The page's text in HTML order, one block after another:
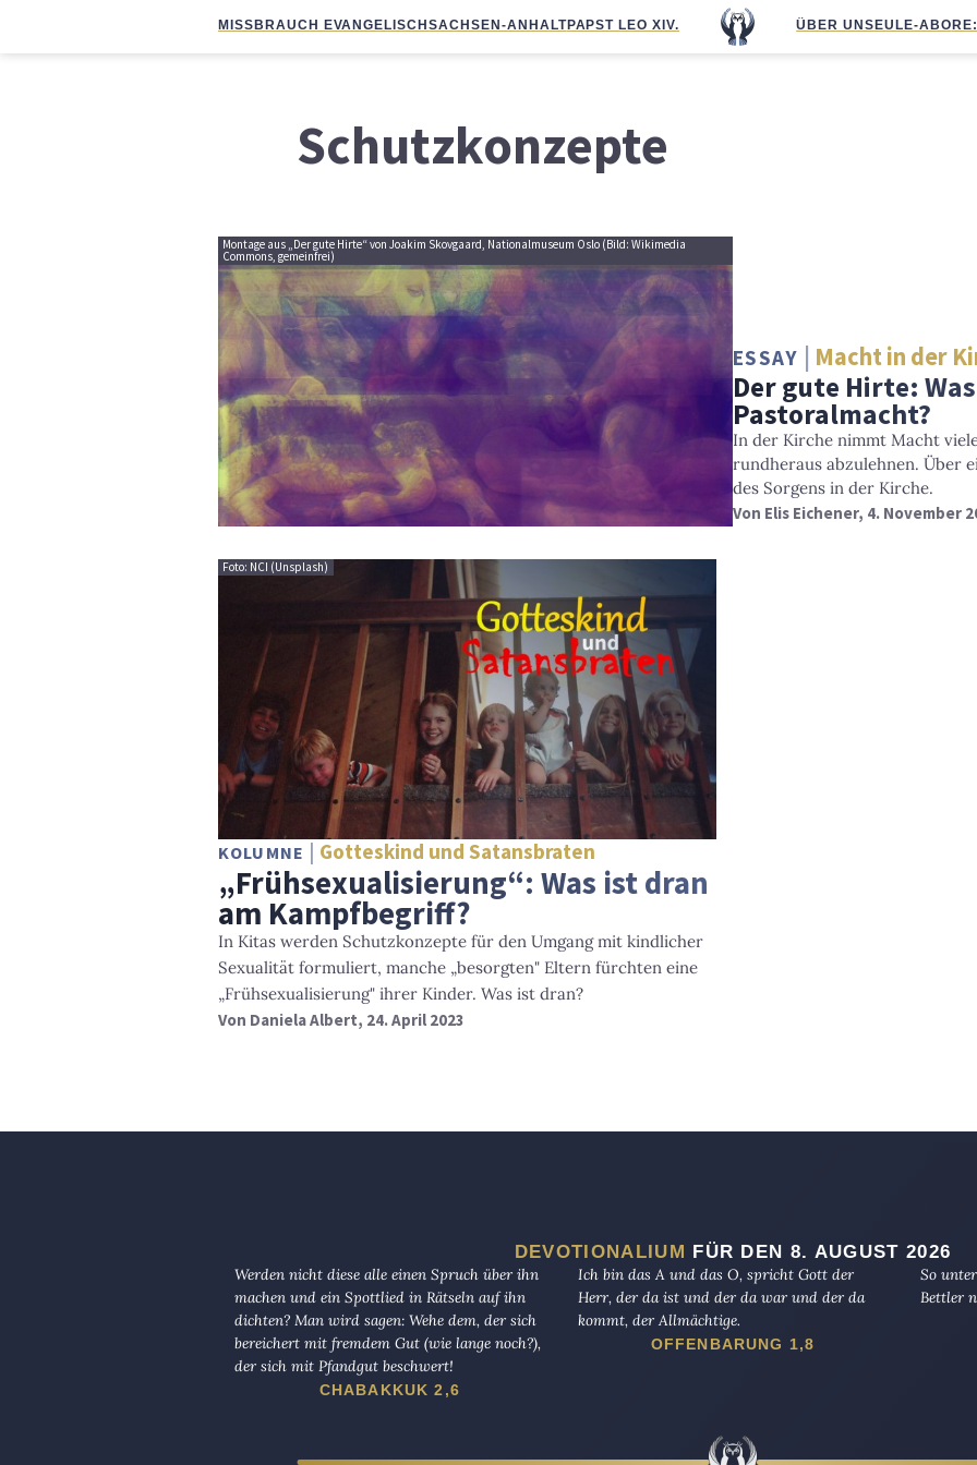
MISSBRAUCH EVANGELISCHSACHSEN-ANHALTPAPST LEO XIV. ÜBER UNS EULE-ABO
Schutzkonzepte
Montage aus „Der gute Hirte“ von Joakim Skovgaard, Nationalmuseum Oslo (Bild: Wikimedia
Commons, gemeinfrei)
ESSAY Macht in der
Der gute Hirte:
Pastoralmacht?
In der Kirche nimmt Macht
rundheraus abzulehnen. Über
des Sorgens in der Kirche.
Von Elis Eichener, 4. November
Foto: NCI (Unsplash)
KOLUMNE Gotteskind und Satansbraten
„Frühsexualisierung“: Was ist dran
am Kampfbegriff?
In Kitas werden Schutzkonzepte für den Umgang mit kindlicher
Sexualität formuliert, manche „besorgten" Eltern fürchten eine
„Frühsexualisierung" ihrer Kinder. Was ist dran?
Von Daniela Albert, 24. April 2023
DEVOTIONALIUM FÜR DEN 8. AUGUST 2026
Werden nicht diese alle einen Spruch über ihn
machen und ein Spottlied in Rätseln auf ihn
dichten? Man wird sagen: Wehe dem, der sich
bereichert mit fremdem Gut (wie lange noch?),
der sich mit Pfandgut beschwert!
CHABAKKUK 2,6
Ich bin das A und das O, spricht Gott der
Herr, der da ist und der da war und der da
kommt, der Allmächtige.
OFFENBARUNG 1,8
So
Bettler